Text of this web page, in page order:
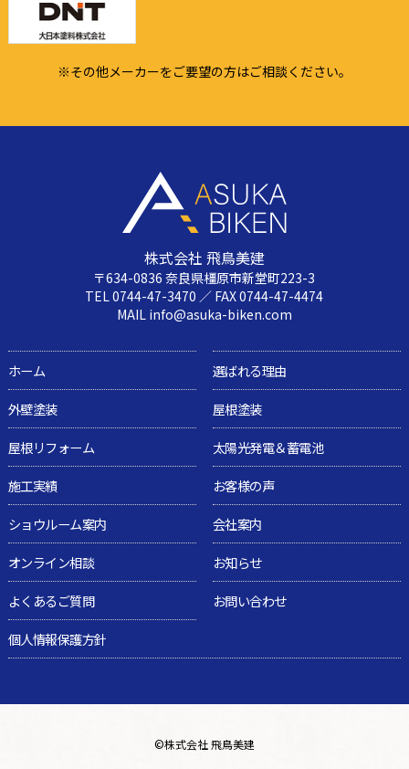
※その他メーカーをご要望の方はご相談ください。
株式会社 飛鳥美建
〒634-0836 奈良県橿原市新堂町223-3
TEL 0744-47-3470 ／ FAX 0744-47-4474
MAIL info@asuka-biken.com
ホーム
選ばれる理由
外壁塗装
屋根塗装
屋根リフォーム
太陽光発電＆蓄電池
施工実績
お客様の声
ショウルーム案内
会社案内
オンライン相談
お知らせ
よくあるご質問
お問い合わせ
個人情報保護方針
©株式会社 飛鳥美建